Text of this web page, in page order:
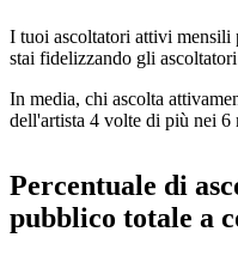
I tuoi ascoltatori attivi mensili
stai fidelizzando gli
In media, chi ascolta
dell'artista 4 volte di più nei 6
Percentuale di
pubblico totale a